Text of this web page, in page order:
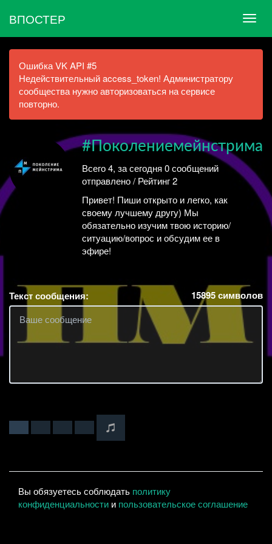
ВПОСТЕР
Ошибка VK API #5
Недействительный access_token! Администратору
сообщества нужно авторизоваться на сервисе
повторно.
#Поколениемейнстрима
Всего 4, за сегодня 0 сообщений
отправлено / Рейтинг 2
Привет! Пиши открыто и легко, как
своему лучшему другу) Мы
обязательно изучим твою историю/
ситуацию/вопрос и обсудим ее в
эфире!
Текст сообщения: 15895символов
Вы обязуетесь соблюдать политику
конфиденциальности и пользовательское соглашение